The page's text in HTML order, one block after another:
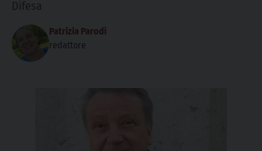
Difesa
Patrizia Parodi
redattore